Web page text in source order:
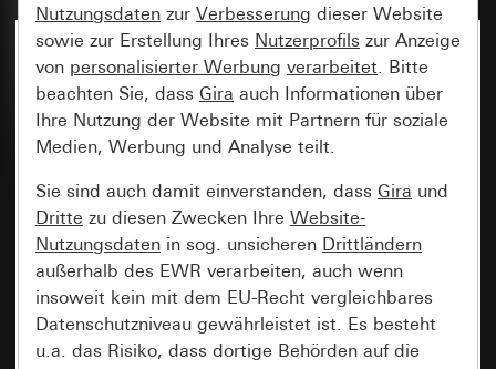
Nutzungsdaten zur Verbesserung dieser Website
sowie zur Erstellung Ihres Nutzerprofils zur Anzeige
von personalisierter Werbung verarbeitet. Bitte
beachten Sie, dass Gira auch Informationen über
Ihre Nutzung der Website mit Partnern für soziale
Medien, Werbung und Analyse teilt.
Sie sind auch damit einverstanden, dass Gira und
Dritte zu diesen Zwecken Ihre Website-
Nutzungsdaten in sog. unsicheren Drittländern
außerhalb des EWR verarbeiten, auch wenn
insoweit kein mit dem EU-Recht vergleichbares
Datenschutzniveau gewährleistet ist. Es besteht
u.a. das Risiko, dass dortige Behörden auf die